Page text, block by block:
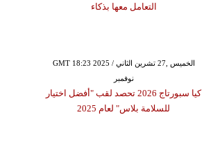
التعامل معها بذكاء
GMT 18:23 2025 الخميس ,27 تشرين الثاني /
نوفمبر
كيا سبورتاج 2026 تحصد لقب "أفضل اختيار
للسلامة بلاس" لعام 2025